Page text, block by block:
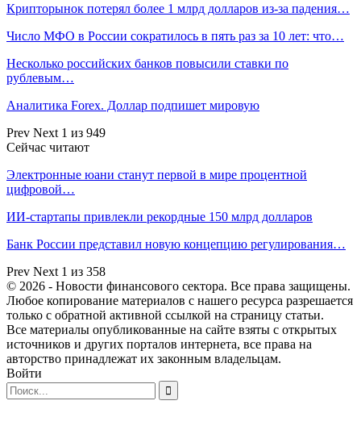
Крипторынок потерял более 1 млрд долларов из-за падения…
Число МФО в России сократилось в пять раз за 10 лет: что…
Несколько российских банков повысили ставки по
рублевым…
Аналитика Forex. Доллар подпишет мировую
Prev Next 1 из 949
Сейчас читают
Электронные юани станут первой в мире процентной
цифровой…
ИИ-стартапы привлекли рекордные 150 млрд долларов
Банк России представил новую концепцию регулирования…
Prev Next 1 из 358
© 2026 - Новости финансового сектора. Все права защищены.
Любое копирование материалов с нашего ресурса разрешается
только с обратной активной ссылкой на страницу статьи.
Все материалы опубликованные на сайте взяты с открытых
источников и других порталов интернета, все права на
авторство принадлежат их законным владельцам.
Войти